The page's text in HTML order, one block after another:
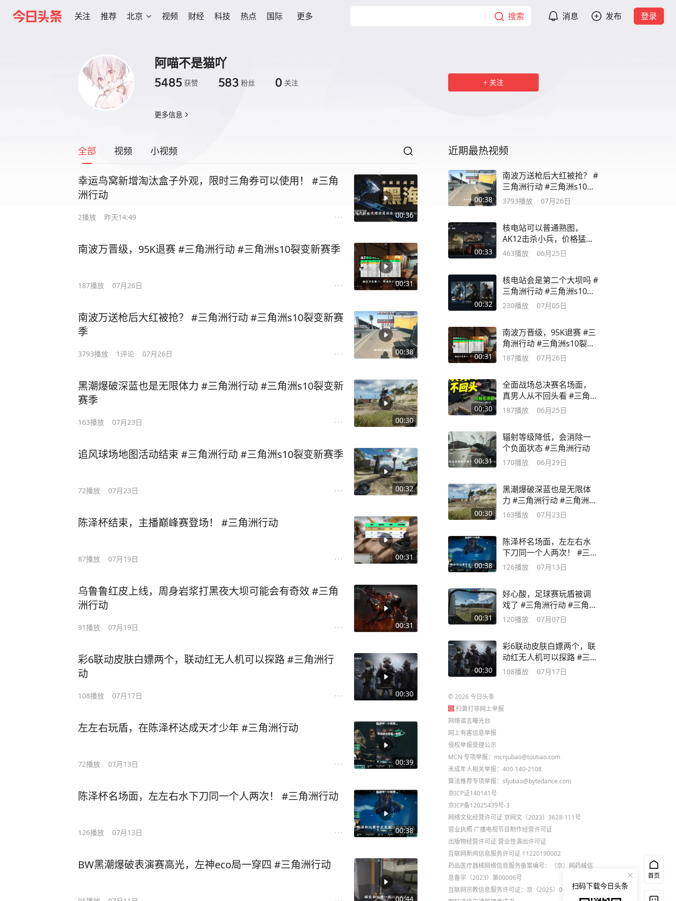
关注 推荐 北京 视频 财经 科技 热点 国际 更多 搜索 消息 发布 登录
阿喵不是猫吖
5485 获赞 583 粉丝 0 关注
更多信息
关注
全部 视频 小视频
00:36
幸运鸟窝新增淘汰盒子外观，限时三角券可以使用！ #三角
洲行动
2播放 昨天14:49
00:31
南波万晋级，95K退赛 #三角洲行动 #三角洲s10裂变新赛季
187播放 07月26日
00:38
南波万送枪后大红被抢？ #三角洲行动 #三角洲s10裂变新赛
季
3793播放 1评论 07月26日
00:30
黑潮爆破深蓝也是无限体力 #三角洲行动 #三角洲s10裂变新
赛季
163播放 07月23日
00:32
追风球场地图活动结束 #三角洲行动 #三角洲s10裂变新赛季
72播放 07月23日
00:31
陈泽杯结束，主播巅峰赛登场！ #三角洲行动
87播放 07月19日
00:31
乌鲁鲁红皮上线，周身岩浆打黑夜大坝可能会有奇效 #三角
洲行动
91播放 07月19日
00:30
彩6联动皮肤白嫖两个，联动红无人机可以探路 #三角洲行
动
108播放 07月17日
00:39
左左右玩盾，在陈泽杯达成天才少年 #三角洲行动
72播放 07月13日
00:38
陈泽杯名场面，左左右水下刀同一个人两次！ #三角洲行动
126播放 07月13日
00:44
BW黑潮爆破表演赛高光，左神eco局一穿四 #三角洲行动
近期最热视频
00:38
南波万送枪后大红被抢？ #
三角洲行动 #三角洲s10裂
变新赛季
3793播放 07月26日
00:33
核电站可以普通熟图，
AK12击杀小兵，价格猛涨
#三角洲行动
463播放 06月25日
00:32
核电站会是第二个大坝吗 #
三角洲行动 #三角洲s10裂
变新赛季
230播放 07月05日
00:31
南波万晋级，95K退赛 #三
角洲行动 #三角洲s10裂变
新赛季
187播放 07月26日
00:30
全面战场总决赛名场面，
真男人从不回头看 #三角洲
行动
187播放 06月25日
00:31
辐射等级降低，会消除一
个负面状态 #三角洲行动
170播放 06月29日
00:30
黑潮爆破深蓝也是无限体
力 #三角洲行动 #三角洲
s10裂变新赛季
163播放 07月23日
00:38
陈泽杯名场面，左左右水
下刀同一个人两次！ #三角
洲行动
126播放 07月13日
00:31
好心酸，足球赛玩盾被调
戏了 #三角洲行动 #三角洲
s10裂变新赛季
120播放 07月07日
00:30
彩6联动皮肤白嫖两个，联
动红无人机可以探路 #三角
洲行动
108播放 07月17日
©2026今日头条
扫黄打非网上举报
网络谣言曝光台
网上有害信息举报
侵权举报受理公示
MCN 专项举报：mcnjubao@toutiao.com
未成年人相关举报：400-140-2108
算法推荐专项举报：sfjubao@bytedance.com
京ICP证140141号
京ICP备12025439号-3
网络文化经营许可证 京网文〔2023〕3628-111号
营业执照 广播电视节目制作经营许可证
出版物经营许可证 营业性演出许可证
互联网新闻信息服务许可证 11220190002
药品医疗器械网络信息服务备案编号：（京）网药械信
息备字（2023）第00006号
互联网宗教信息服务许可证：京（2025）0000021
首页
扫码下载今日头条